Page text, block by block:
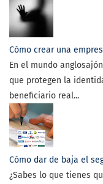
Cómo crear una
En el mundo
que protegen la
beneficiario real...
Cómo dar de baja el
¿Sabes lo que tienes